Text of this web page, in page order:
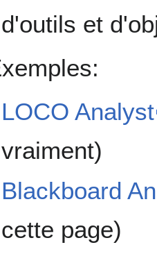
d'outils et
LOCO Analyst
vraiment)
Blackboard
cette page)